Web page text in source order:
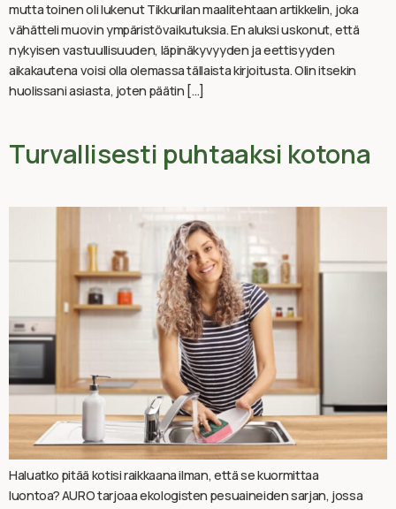
mutta toinen oli lukenut Tikkurilan maalitehtaan artikkelin, joka
vähätteli muovin ympäristövaikutuksia. En aluksi uskonut, että
nykyisen vastuullisuuden, läpinäkyvyyden ja eettisyyden
aikakautena voisi olla olemassa tällaista kirjoitusta. Olin itsekin
huolissani asiasta, joten päätin […]
Turvallisesti puhtaaksi kotona
Haluatko pitää kotisi raikkaana ilman, että se kuormittaa
luontoa? AURO tarjoaa ekologisten pesuaineiden sarjan, jossa